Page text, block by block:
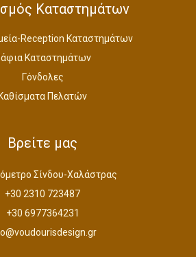
Καταστημάτων
Reception Καταστημάτων
Καταστημάτων
Γόνδολες
Καθίσματα Πελατών
Βρείτε μας
Σίνδου-Χαλάστρας
+30 2310 723487
+30 6977364231